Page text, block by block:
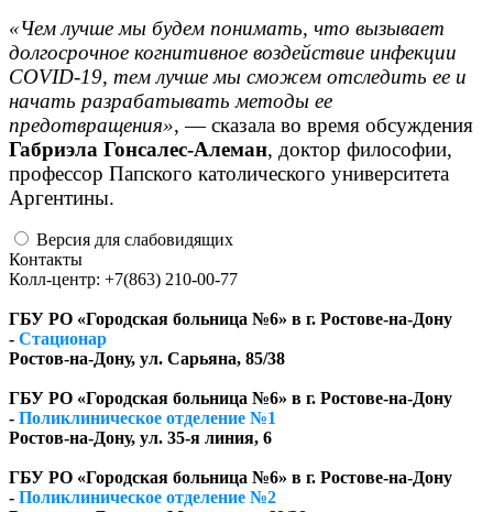
«Чем лучше мы будем понимать, что вызывает
долгосрочное когнитивное воздействие инфекции
COVID-19, тем лучше мы сможем отследить ее и
начать разрабатывать методы ее
предотвращения», — сказала во время обсуждения
Габриэла Гонсалес-Алеман, доктор философии,
профессор Папского католического университета
Аргентины.
Версия для слабовидящих
Контакты
Колл-центр: +7(863) 210-00-77
ГБУ РО «Городская больница №6» в г. Ростове-на-Дону
- Стационар
Ростов-на-Дону, ул. Сарьяна, 85/38
ГБУ РО «Городская больница №6» в г. Ростове-на-Дону
- Поликлиническое отделение №1
Ростов-на-Дону, ул. 35-я линия, 6
ГБУ РО «Городская больница №6» в г. Ростове-на-Дону
- Поликлиническое отделение №2